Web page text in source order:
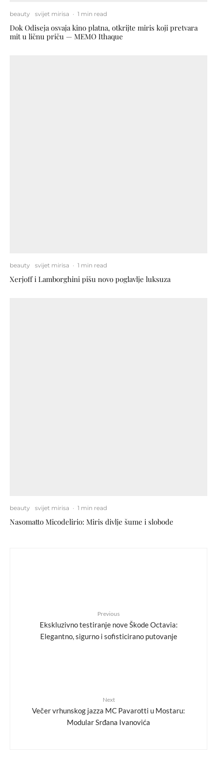
beauty svijet mirisa · 1 min read
Dok Odiseja osvaja kino platna, otkrijte miris koji pretvara
mit u ličnu priču — MEMO Ithaque
beauty svijet mirisa · 1 min read
Xerjoff i Lamborghini pišu novo poglavlje luksuza
beauty svijet mirisa · 1 min read
Nasomatto Micodelirio: Miris divlje šume i slobode
Previous
Ekskluzivno testiranje nove Škode Octavia:
Elegantno, sigurno i sofisticirano putovanje
Next
Večer vrhunskog jazza MC Pavarotti u Mostaru:
Modular Srđana Ivanovića